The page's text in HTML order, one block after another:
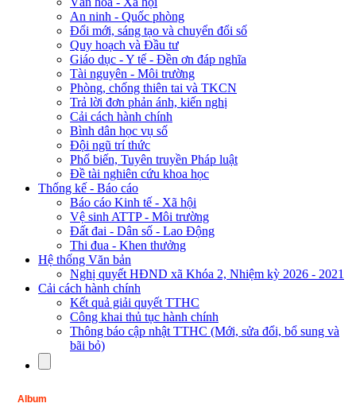
An ninh - Quốc phòng
Đổi mới, sáng tạo và chuyển đổi số
Quy hoạch và Đầu tư
Giáo dục - Y tế - Đền ơn đáp nghĩa
Tài nguyên - Môi trường
Phòng, chống thiên tai và TKCN
Trả lời đơn phản ánh, kiến nghị
Cải cách hành chính
Bình dân học vụ số
Đội ngũ trí thức
Phổ biến, Tuyên truyền Pháp luật
Đề tài nghiên cứu khoa học
Thống kế - Báo cáo
Báo cáo Kinh tế - Xã hội
Vệ sinh ATTP - Môi trường
Đất đai - Dân số - Lao Động
Thi đua - Khen thưởng
Hệ thống Văn bản
Nghị quyết HĐND xã Khóa 2, Nhiệm kỳ 2026 - 2021
Cải cách hành chính
Kết quả giải quyết TTHC
Công khai thủ tục hành chính
Thông báo cập nhật TTHC (Mới, sửa đổi, bổ sung và
bãi bỏ)
Album